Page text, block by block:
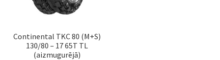
Continental TKC 80 (M+S)
130/80 – 17 65T TL
(aizmugurējā)